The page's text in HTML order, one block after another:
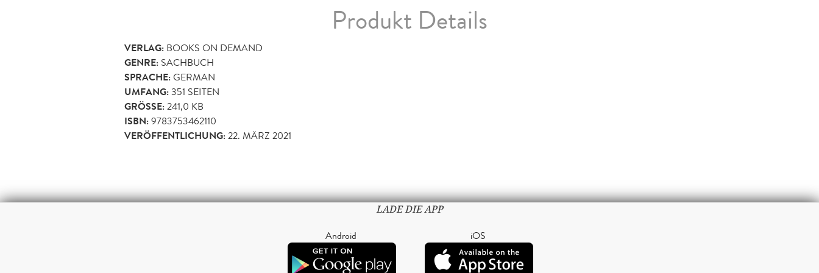
Produkt Details
VERLAG: BOOKS ON DEMAND
GENRE: SACHBUCH
SPRACHE:GERMAN
UMFANG:351 SEITEN
GRÖSSE: 241,0 KB
ISBN:9783753462110
VERÖFFENTLICHUNG:22. MÄRZ 2021
LADE DIE APP
Android iOS